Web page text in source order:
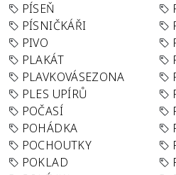
PÍSEŇ
PÍSNIČKÁŘI
PIVO
PLAKÁT
PLAVKOVÁSEZONA
PLES UPÍRŮ
POČASÍ
POHÁDKA
POCHOUTKY
POKLAD